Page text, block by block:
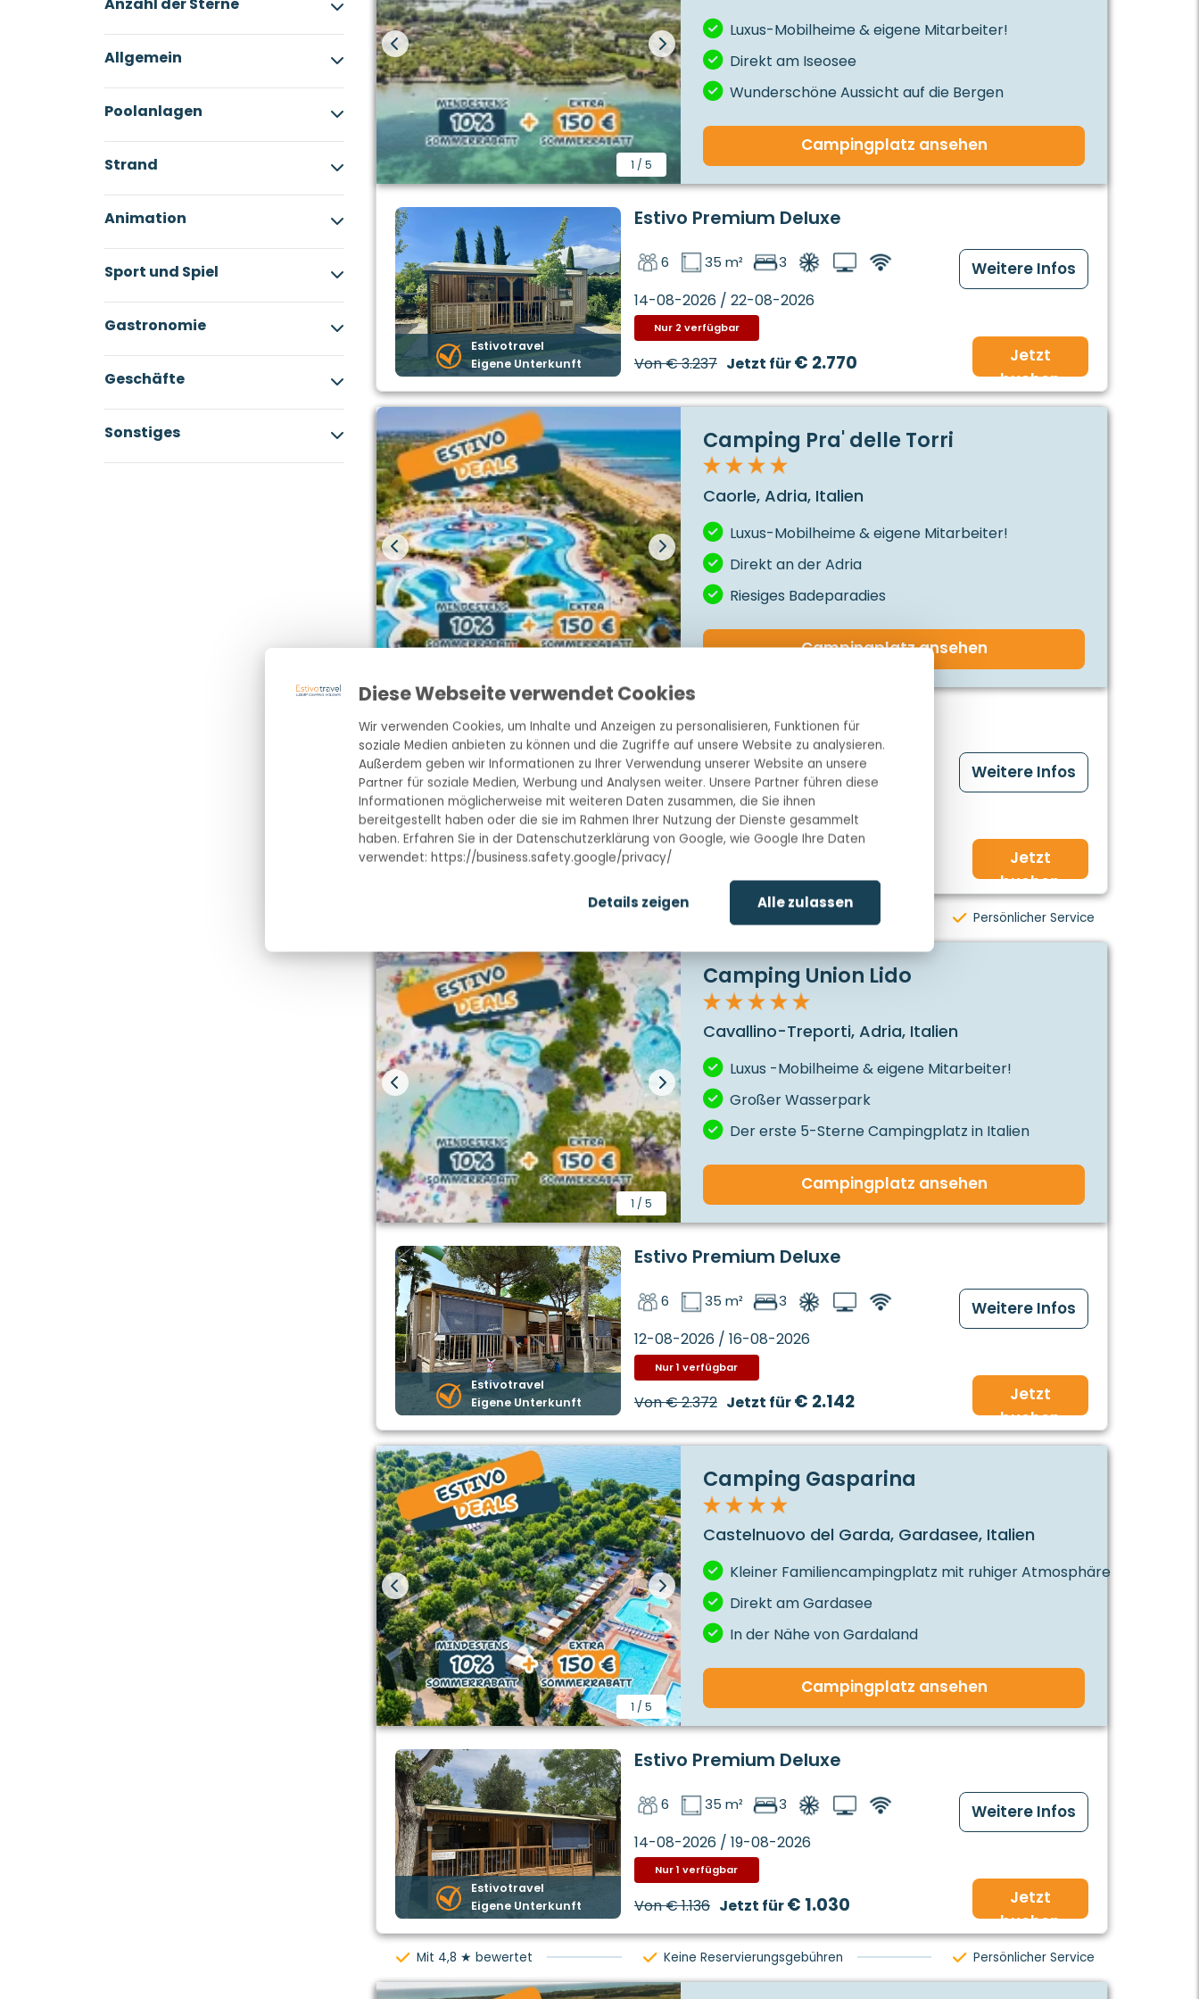
Diese Webseite verwendet Cookies
Wir verwenden Cookies, um Inhalte und Anzeigen zu personalisieren, Funktionen für
soziale Medien anbieten zu können und die Zugriffe auf unsere Website zu analysieren.
Außerdem geben wir Informationen zu Ihrer Verwendung unserer Website an unsere
Partner für soziale Medien, Werbung und Analysen weiter. Unsere Partner führen diese
Informationen möglicherweise mit weiteren Daten zusammen, die Sie ihnen
bereitgestellt haben oder die sie im Rahmen Ihrer Nutzung der Dienste gesammelt
haben. Erfahren Sie in der Datenschutzerklärung von Google, wie Google Ihre Daten
verwendet: https://business.safety.google/privacy/
Details zeigen Alle zulassen
Allgemein
Poolanlagen
Strand
Animation
Sport und Spiel
Gastronomie
Geschäfte
Sonstiges
1 /5
Luxus-Mobilheime & eigene Mitarbeiter!
Direkt am Iseosee
Wunderschöne Aussicht auf die Bergen
Campingplatz ansehen
Estivotravel
Eigene Unterkunft
Estivo Premium Deluxe
6 35 m² 3
14-08-2026 / 22-08-2026
Nur 2 verfügbar
Von€ 3.237 Jetzt für€ 2.770
Weitere Infos
Jetzt
buchen
Camping Pra' delle Torri
Caorle, Adria, Italien
Luxus-Mobilheime & eigene Mitarbeiter!
Direkt an der Adria
Riesiges Badeparadies
Campingplatz ansehen
Rialto
5 30 m² 2
13-08-2026 / 17-08-2026
Nur 1 verfügbar
Jetzt für
Weitere Infos
Jetzt
buchen
Keine Reservierungsgebühren Persönlicher Service
1 /5
Camping Union Lido
Cavallino-Treporti, Adria, Italien
Luxus -Mobilheime & eigene Mitarbeiter!
Großer Wasserpark
Der erste 5-Sterne Campingplatz in Italien
Campingplatz ansehen
Estivotravel
Eigene Unterkunft
Estivo Premium Deluxe
6 35 m² 3
12-08-2026 / 16-08-2026
Nur 1 verfügbar
Von€ 2.372 Jetzt für€ 2.142
Weitere Infos
Jetzt
buchen
1 /5
Camping Gasparina
Castelnuovo del Garda, Gardasee, Italien
Kleiner Familiencampingplatz mit ruhiger Atmosphäre
Direkt am Gardasee
In der Nähe von Gardaland
Campingplatz ansehen
Estivotravel
Eigene Unterkunft
Estivo Premium Deluxe
6 35 m² 3
14-08-2026 / 19-08-2026
Nur 1 verfügbar
Von€ 1.136 Jetzt für€ 1.030
Weitere Infos
Jetzt
buchen
Mit 4,8 ★ bewertet Keine Reservierungsgebühren Persönlicher Service